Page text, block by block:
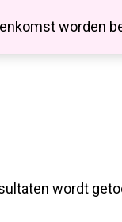
worden
wordt